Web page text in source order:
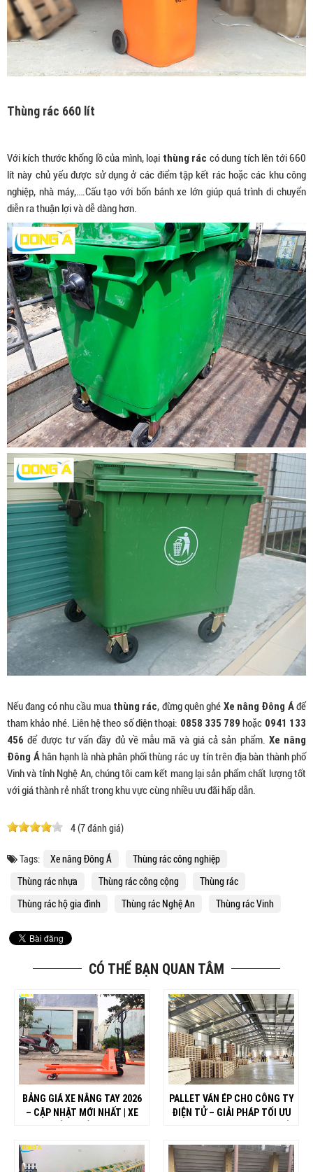
Thùng rác 660 lít
Với kích thước khổng lồ của mình, loại thùng rác có dung tích lên tới 660
lít này chủ yếu được sử dụng ở các điểm tập kết rác hoặc các khu công
nghiệp, nhà máy,….Cấu tạo với bốn bánh xe lớn giúp quá trình di chuyển
diễn ra thuận lợi và dễ dàng hơn.
Nếu đang có nhu cầu mua thùng rác, đừng quên ghé Xe nâng Đông Áđể
tham khảo nhé. Liên hệ theo số điện thoại: 0858 335 789hoặc 0941 133
456 để được tư vấn đầy đủ về mẫu mã và giá cả sản phẩm. Xe nâng
Đông Áhân hạnh là nhà phân phối thùng rác uy tín trên địa bàn thành phố
Vinh và tỉnh Nghệ An, chúng tôi cam kết mang lại sản phẩm chất lượng tốt
với giá thành rẻ nhất trong khu vực cùng nhiều ưu đãi hấp dẫn.
4(7đánh giá)
Tags: Xe nâng Đông Á
Thùng rác công nghiệp
Thùng rác nhựa
Thùng rác công cộng
Thùng rác
Thùng rác hộ gia đình
Thùng rác Nghệ An Thùng rác Vinh
CÓ THỂ BẠN QUAN TÂM
BẢNG GIÁ XE NÂNG TAY 2026
– CẬP NHẬT MỚI NHẤT | XE
PALLET VÁN ÉP CHO CÔNG TY
ĐIỆN TỬ – GIẢI PHÁP TỐI ƯU